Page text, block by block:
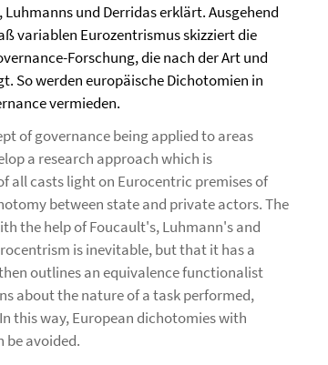
und Derridas erklärt. Ausgehend
variablen Eurozentrismus skizziert die
Forschung, die nach der Art und
So werden europäische Dichotomien in
vermieden.
of governance being applied to areas
a research approach which is
all casts light on Eurocentric premises of
between state and private actors. The
the help of Foucault's, Luhmann's and
is inevitable, but that it has a
outlines an equivalence functionalist
about the nature of a task performed,
this way, European dichotomies with
be avoided.